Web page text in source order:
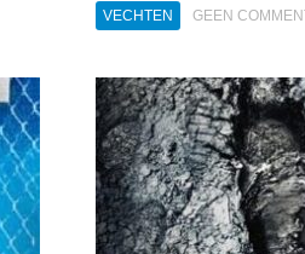
VECHTEN GEEN